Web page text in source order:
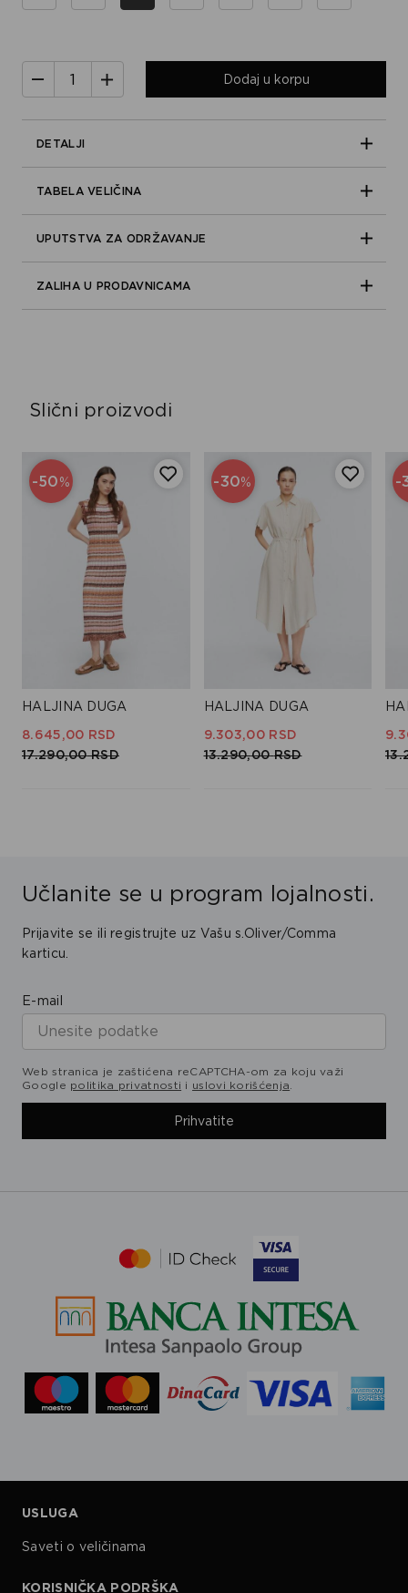
Dodaj u korpu
DETALJI
TABELA VELIČINA
UPUTSTVA ZA ODRŽAVANJE
ZALIHA U PRODAVNICAMA
Slični proizvodi
-50%
HALJINA DUGA
8.645,00 RSD
17.290,00 RSD
-30%
HALJINA DUGA
9.303,00 RSD
13.290,00 RSD
-
Učlanite se u program lojalnosti.
Prijavite se ili registrujte uz Vašu s.Oliver/Comma
karticu.
E-mail
Web stranica je zaštićena reCAPTCHA-om za koju važi
Google politika privatnosti i uslovi korišćenja
Prihvatite
USLUGA
Saveti o veličinama
KORISNIČKA PODRŠKA